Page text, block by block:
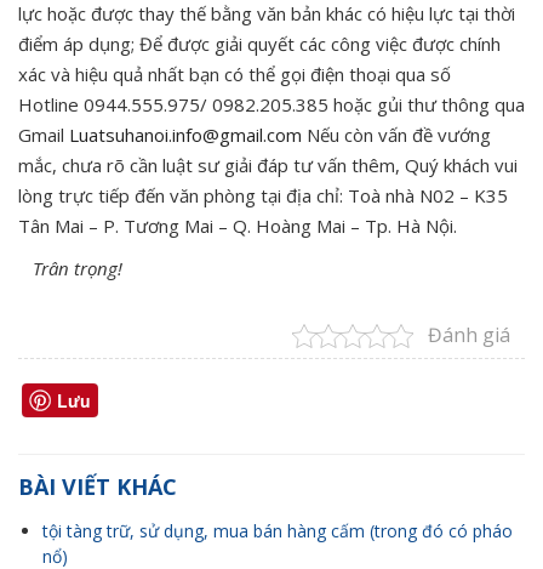
lực hoặc được thay thế bằng văn bản khác có hiệu lực tại thời
điểm áp dụng; Để được giải quyết các công việc được chính
xác và hiệu quả nhất bạn có thể gọi điện thoại qua số
Hotline 0944.555.975/ 0982.205.385 hoặc gủi thư thông qua
Gmail Luatsuhanoi.info@gmail.com Nếu còn vấn đề vướng
mắc, chưa rõ cần luật sư giải đáp tư vấn thêm, Quý khách vui
lòng trực tiếp đến văn phòng tại địa chỉ: Toà nhà N02 – K35
Tân Mai – P. Tương Mai – Q. Hoàng Mai – Tp. Hà Nội.
Trân trọng!
Đánh giá
Lưu
BÀI VIẾT KHÁC
tội tàng trữ, sử dụng, mua bán hàng cấm (trong đó có pháo
nổ)